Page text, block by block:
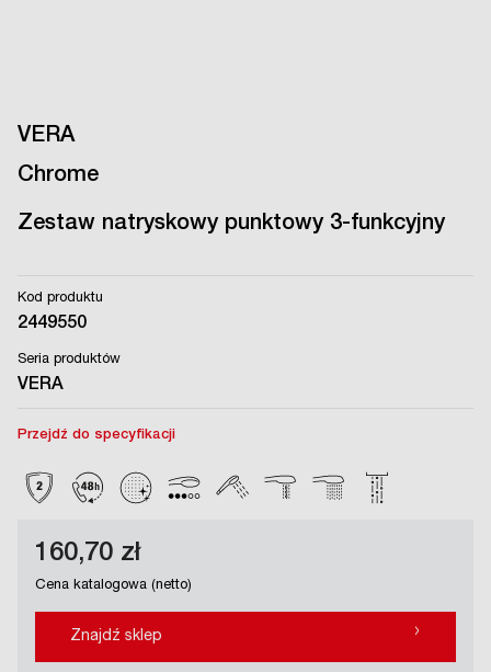
VERA
Chrome
Zestaw natryskowy punktowy 3-funkcyjny
Kod produktu
2449550
Seria produktów
VERA
Przejdź do specyfikacji
160,70 zł
Cena katalogowa (netto)
Znajdź sklep ›